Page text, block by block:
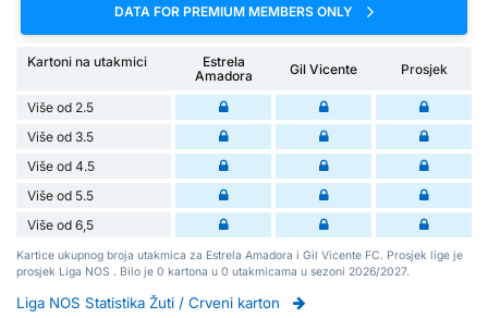
DATA FOR PREMIUM MEMBERS ONLY
Kartoni na utakmici
Estrela
Amadora
Gil Vicente Prosjek
Više od 2.5
Više od 3.5
Više od 4.5
Više od 5.5
Više od 6,5
Kartice ukupnog broja utakmica za Estrela Amadora i Gil Vicente FC. Prosjek lige je
prosjek Liga NOS . Bilo je 0 kartona u 0 utakmicama u sezoni 2026/2027.
Liga NOS Statistika Žuti / Crveni karton